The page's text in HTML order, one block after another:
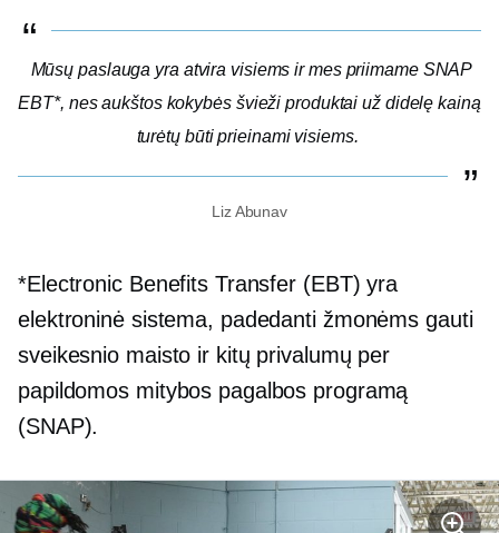
Mūsų paslauga yra atvira visiems ir mes priimame SNAP
EBT*, nesaukštos kokybėsšvieži produktai už didelę kainą
turėtų būti prieinami visiems.
Liz Abunav
*Electronic Benefits Transfer (EBT) yra
elektroninė sistema, padedanti žmonėms gauti
sveikesnio maisto ir kitų privalumų per
papildomos mitybos pagalbos programą
(SNAP).